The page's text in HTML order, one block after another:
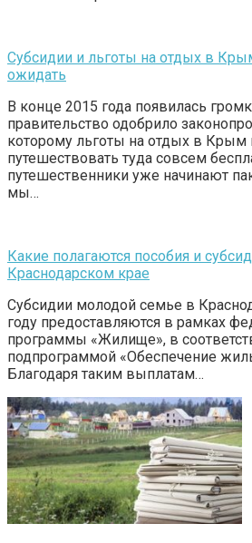
Субсидии и льготы на отдых в
ожидать
В конце 2015 года появилась
правительство одобрило
которому льготы на отдых в Крым
путешествовать туда совсем
путешественники уже начинают
мы…
Какие полагаются пособия и
Краснодарском крае
Субсидии молодой семье в
году предоставляются в рамках
программы «Жилище», в
подпрограммой «Обеспечение
Благодаря таким выплатам…